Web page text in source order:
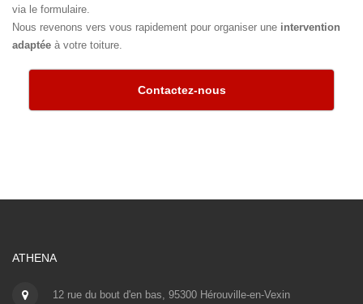
via le formulaire.
Nous revenons vers vous rapidement pour organiser une intervention
adaptée à votre toiture.
Contactez-nous
ATHENA
12 rue du bout d'en bas, 95300 Hérouville-en-Vexin